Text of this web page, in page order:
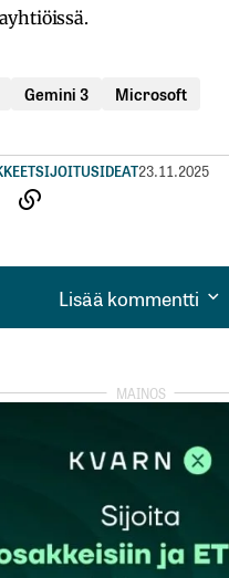
Gemini 3 Microsoft
SIJOITUSIDEAT23.11.2025
Lisää kommentti
Lisää kommentti
rekisteröityä